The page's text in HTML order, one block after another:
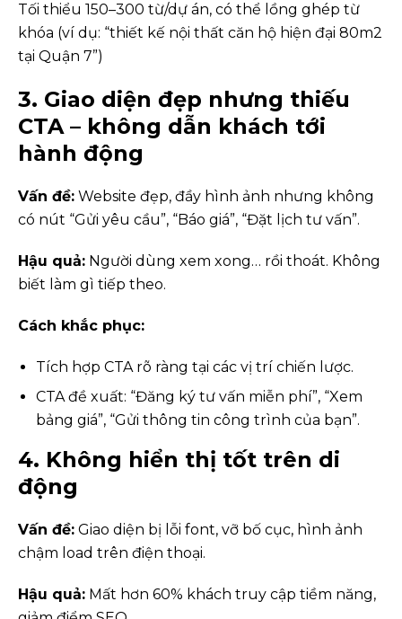
Tối thiểu 150–300 từ/dự án, có thể lồng ghép từ
khóa (ví dụ: “thiết kế nội thất căn hộ hiện đại 80m2
tại Quận 7”)
3. Giao diện đẹp nhưng thiếu
CTA – không dẫn khách tới
hành động
Vấn đề: Website đẹp, đầy hình ảnh nhưng không
có nút “Gửi yêu cầu”, “Báo giá”, “Đặt lịch tư vấn”.
Hậu quả: Người dùng xem xong… rồi thoát. Không
biết làm gì tiếp theo.
Cách khắc phục:
Tích hợp CTA rõ ràng tại các vị trí chiến lược.
CTA đề xuất: “Đăng ký tư vấn miễn phí”, “Xem
bảng giá”, “Gửi thông tin công trình của bạn”.
4. Không hiển thị tốt trên di
động
Vấn đề: Giao diện bị lỗi font, vỡ bố cục, hình ảnh
chậm load trên điện thoại.
Hậu quả: Mất hơn 60% khách truy cập tiềm năng,